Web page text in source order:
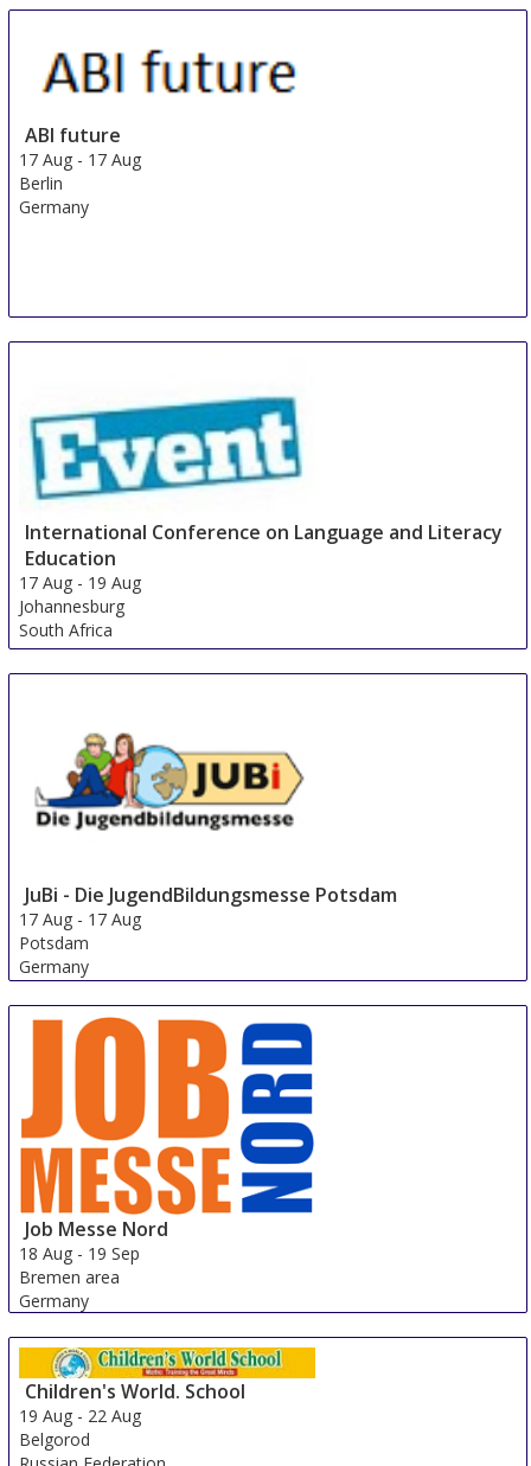
ABI future
17 Aug - 17 Aug
Berlin
Germany
International Conference on Language and Literacy
Education
17 Aug - 19 Aug
Johannesburg
South Africa
JuBi - Die JugendBildungsmesse Potsdam
17 Aug - 17 Aug
Potsdam
Germany
Job Messe Nord
18 Aug - 19 Sep
Bremen area
Germany
Children's World. School
19 Aug - 22 Aug
Belgorod